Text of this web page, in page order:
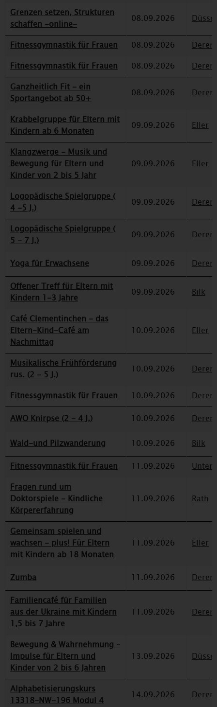
Grenzen setzen, Strukturen
schaffen -online-
08.09.2026
Fitnessgymnastik für Frauen 08.09.2026
Fitnessgymnastik für Frauen
08.09.2026
Ganzheitlich Fit - ein
Sportangebot ab 50+
08.09.2026
Krabbelgruppe für Eltern mit
Kindern ab 6 Monaten
09.09.2026 Eller
Klangzwerge - Musik und
Bewegung für Eltern und
Kinder von 2 bis 5 Jahr
09.09.2026 Eller
Logopädische Spielgruppe (
4 -5 J.)
09.09.2026
Logopädische Spielgruppe (
5 - 7 J.)
09.09.2026
Yoga für Erwachsene 09.09.2026
Offener Treff für Eltern mit
Kindern 1-3 Jahre
09.09.2026 Bilk
Café Clementinchen - das
Eltern-Kind-Café am
Nachmittag
10.09.2026 Eller
Musikalische Frühförderung
rus. (2 - 5 J.)
10.09.2026
Fitnessgymnastik für Frauen 10.09.2026
AWO Knirpse (2 - 4 J.)
10.09.2026
Wald-und Pilzwanderung 10.09.2026
Bilk
Fitnessgymnastik für Frauen
11.09.2026
Fragen rund um
Doktorspiele - Kindliche
Körpererfahrung
11.09.2026 Rath
Gemeinsam spielen und
wachsen - plus! Für Eltern
mit Kindern ab 18 Monaten
11.09.2026 Eller
Zumba 11.09.2026
Familiencafé für Familien
aus der Ukraine mit Kindern
1,5 bis 7 Jahre
11.09.2026
Bewegung & Wahrnehmung –
Impulse für Eltern und
Kinder von 2 bis 6 Jahren
13.09.2026
Alphabetisierungskurs
13318-NW-196 Modul 4
14.09.2026